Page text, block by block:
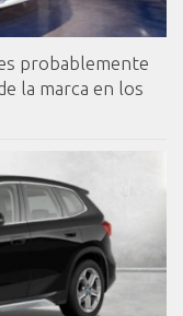
probablemente
la marca en los